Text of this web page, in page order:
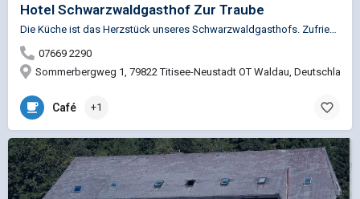
Hotel Schwarzwaldgasthof Zur Traube
07669 2290
Sommerbergweg 1, 79822 Titisee-Neustadt OT Waldau, Deutschland
Café +1